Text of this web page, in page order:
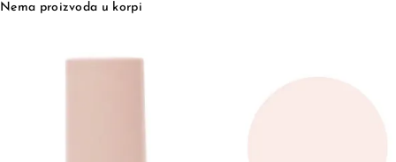
Nema proizvoda u korpi